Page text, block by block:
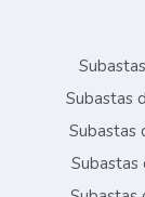
Subastas
Subastas